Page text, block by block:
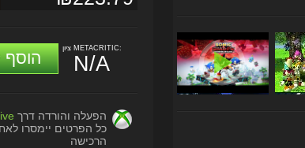
הוסף
ציון METACRITIC:
N/A
הפעלה והורדה דרך
כל הפרטים יימסרו
הרכישה